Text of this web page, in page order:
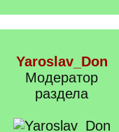
Yaroslav_Don
Модератор
раздела